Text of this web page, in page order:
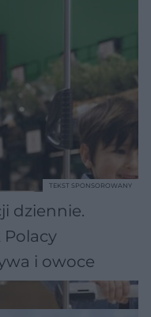
dziennie.
i owoce
TEKST SPONSOROWANY